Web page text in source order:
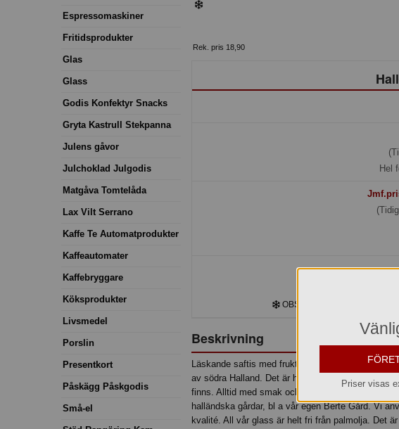
Espressomaskiner
Fritidsprodukter
Glas
Glass
Godis Konfektyr Snacks
Gryta Kastrull Stekpanna
Julens gåvor
Julchoklad Julgodis
Matgåva Tomtelåda
Lax Vilt Serrano
Kaffe Te Automatprodukter
Kaffeautomater
Kaffebryggare
Köksprodukter
Livsmedel
Porslin
Presentkort
Påskägg Påskgodis
Små-el
Rek. pris 18,90
Hel
OBS! Frysvara. Levereras
Beskrivning
Läskande saftis med fruktig hallonsmak. Alltid
av södra Halland. Det är här våra kor betar. Det
finns. Alltid med smak och njutning i fokus. I vårt
halländska gårdar, bl a vår egen Berte Gård. Vi
kvalité. All vår glass är helt fri från palmolja. Det
Priser visas